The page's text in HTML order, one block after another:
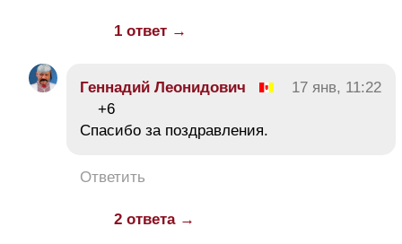
1 ответ →
Геннадий Леонидович
17 янв, 11:22
+6
Спасибо за поздравления.
Ответить
2 ответа →